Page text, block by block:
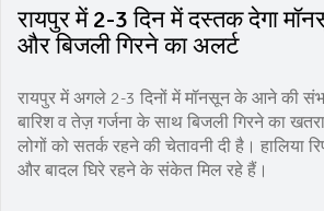
रायपुर में 2-3 दिन में दस्तक देगा
और बिजली गिरने का अलर्ट
रायपुर में अगले 2-3 दिनों में मॉनसून के आने की
बारिश व तेज़ गर्जना के साथ बिजली गिरने का
लोगों को सतर्क रहने की चेतावनी दी है। हालिया
और बादल घिरे रहने के संकेत मिल रहे हैं।